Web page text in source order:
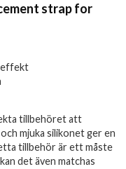
strap for
effekt
tillbehöret att
mjuka silikonet ger en
tillbehör är ett måste
det även matchas